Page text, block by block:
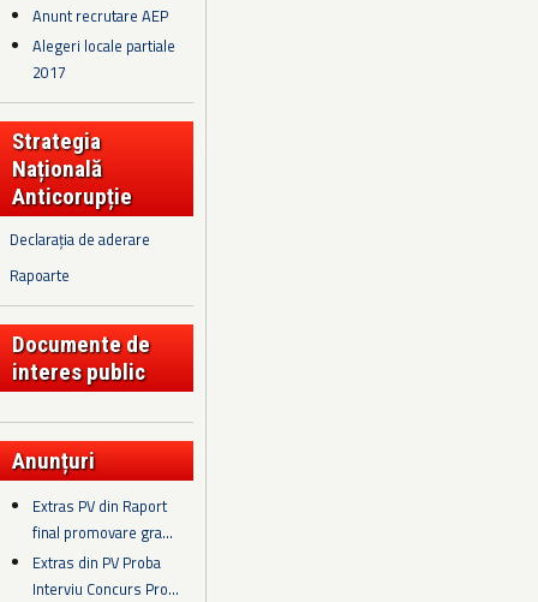
Anunt recrutare AEP
Alegeri locale partiale
2017
Strategia
Națională
Anticorupție
Declarația de aderare
Rapoarte
Documente de
interes public
Anunțuri
Extras PV din Raport
final promovare gra...
Extras din PV Proba
Interviu Concurs Pro...